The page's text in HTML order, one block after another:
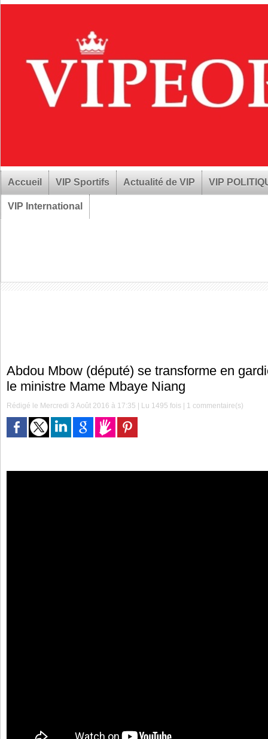
Accueil VIP Sportifs Actualité de VIP VIP
VIP International
Abdou Mbow (député) se transforme en
le ministre Mame Mbaye Niang
Rédigé le Mercredi 3 Août 2016 à 17:35 | Lu 1495 fois | 1 commentaire(s)